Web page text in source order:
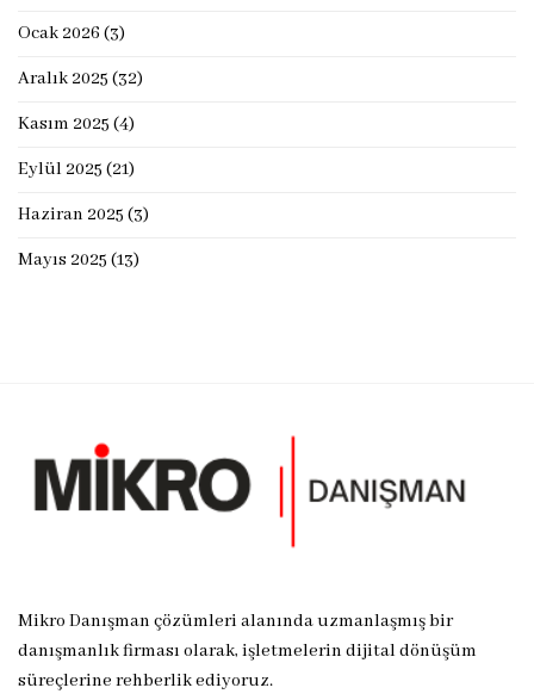
Ocak 2026 (3)
Aralık 2025 (32)
Kasım 2025 (4)
Eylül 2025 (21)
Haziran 2025 (3)
Mayıs 2025 (13)
Mikro Danışman çözümleri alanında uzmanlaşmış bir
danışmanlık firması olarak, işletmelerin dijital dönüşüm
süreçlerine rehberlik ediyoruz.